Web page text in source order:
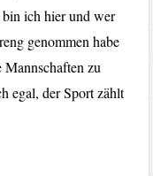
ich hier und wer
genommen habe
zu
egal, der Sport zählt